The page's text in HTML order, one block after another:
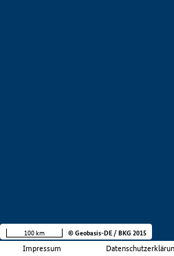
Impressum
100 km © Geobasis-DE / BKG 2015